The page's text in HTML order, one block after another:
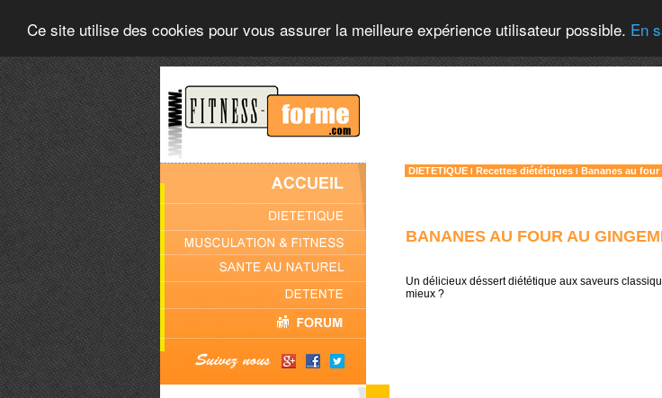
Ce site utilise des cookies pour vous assurer la meilleure expérience utilisateur possible. En
DIETETIQUE Recettes diététiques Bananes au
BANANES AU FOUR AU
Un délicieux déssert diététique aux saveurs
mieux ?